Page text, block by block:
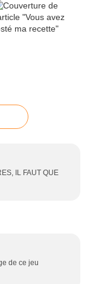
IL FAUT QUE
de ce jeu